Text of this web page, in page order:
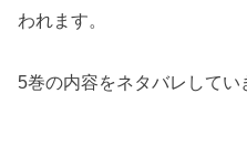
われます。
5巻の内容をネタバレしてい